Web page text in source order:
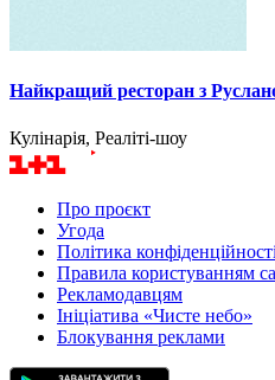
Найкращий ресторан з
Кулінарія, Реаліті-шоу
Про проєкт
Угода
Політика конфіденційності
Правила користуванням
Рекламодавцям
Ініціатива «Чисте небо»
Блокування реклами